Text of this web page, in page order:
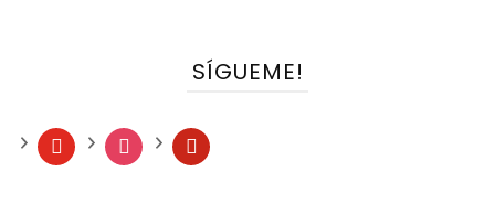
SÍGUEME!
youtubeinstagrampinterest